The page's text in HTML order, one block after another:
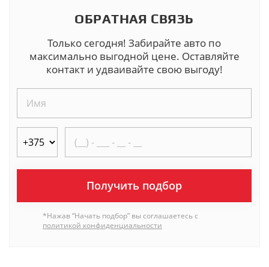
ОБРАТНАЯ СВЯЗЬ
Только сегодня! Забирайте авто по
максимально выгодной цене. Оставляйте
контакт и удваивайте свою выгоду!
Получить подбор
*Нажав “Начать подбор” вы соглашаетесь с
политикой конфиденциальности